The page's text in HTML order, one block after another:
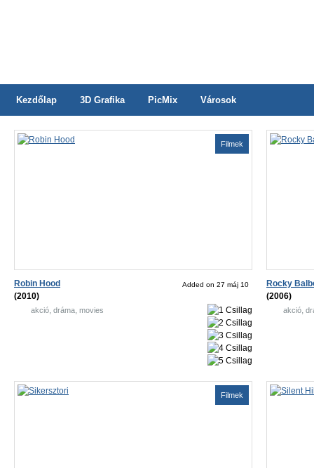
Kezdőlap 3D Grafika PicMix Városok
Filmek
Robin Hood
(2010)
Added on 27 máj 10
akció, dráma, movies
Rocky
(2006)
akció,
Filmek